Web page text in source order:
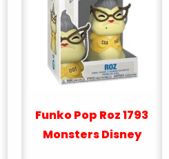
Funko Pop Roz 1793
Monsters Disney